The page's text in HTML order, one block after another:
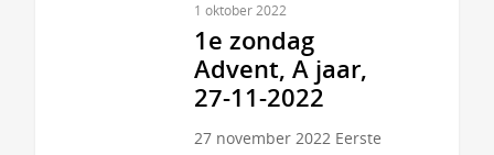
1 oktober 2022
1e zondag
Advent, A jaar,
27-11-2022
27 november 2022 Eerste